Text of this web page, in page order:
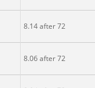
8.14 after 72
8.06 after 72